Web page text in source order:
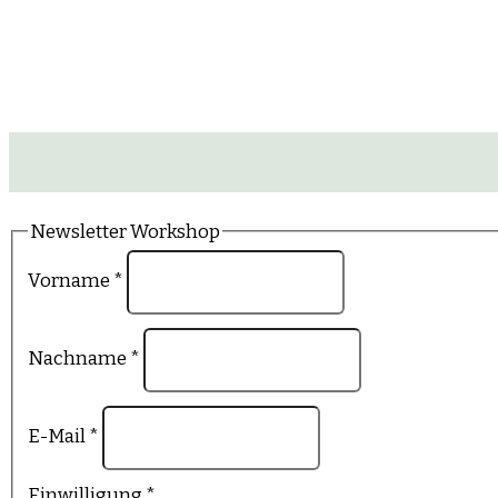
Newsletter Workshop
Vorname *
Nachname *
E-Mail*